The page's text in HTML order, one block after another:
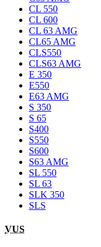
CL 550
CL 600
CL 63 AMG
CL65 AMG
CLS550
CLS63 AMG
E 350
E550
E63 AMG
S 350
S 65
S400
S550
S600
S63 AMG
SL 550
SL 63
SLK 350
SLS
VUS